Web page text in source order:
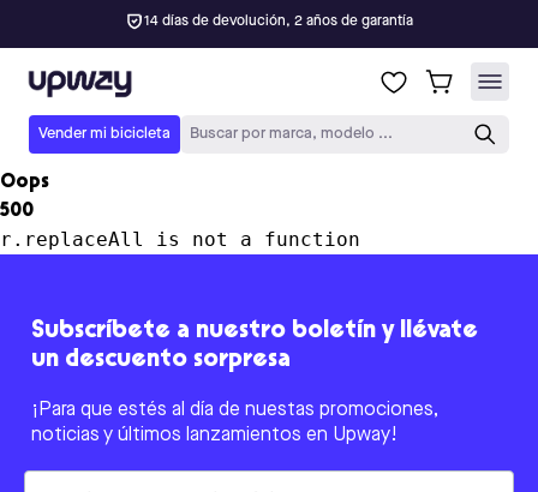
14 días de devolución, 2 años de garantía
Upway
Vender mi bicicleta Buscar por marca, modelo ...
Oops
500
r.replaceAll is not a function
Subscríbete a nuestro boletín y llévate
un descuento sorpresa
¡Para que estés al día de nuestas promociones,
noticias y últimos lanzamientos en Upway!